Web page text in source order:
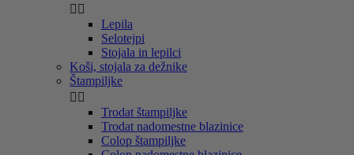
 
Lepila
Selotejpi
Stojala in lepilci
Koši, stojala za dežnike
Štampiljke
 
Trodat štampiljke
Trodat nadomestne blazinice
Colop štampiljke